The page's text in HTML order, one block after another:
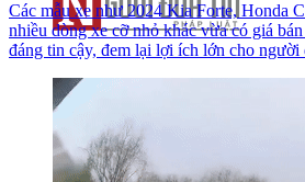
Các mẫu xe như 2024 Kia Forte, Honda
nhiều dòng xe cỡ nhỏ khác vừa có giá
đáng tin cậy, đem lại lợi ích lớn cho người